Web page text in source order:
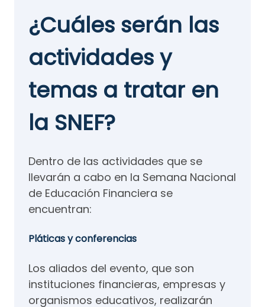
¿Cuáles serán las
actividades y
temas a tratar en
la SNEF?
Dentro de las actividades que se
llevarán a cabo en la Semana Nacional
de Educación Financiera se
encuentran:
Pláticas y conferencias
Los aliados del evento, que son
instituciones financieras, empresas y
organismos educativos, realizarán